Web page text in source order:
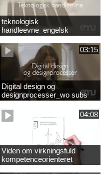
teknologisk
handleevne_engelsk
03:15
Digital design og
designprocesser_wo subs
04:08
Viden om virkningsfuld
kompetenceorienteret
naturfagsundervisning